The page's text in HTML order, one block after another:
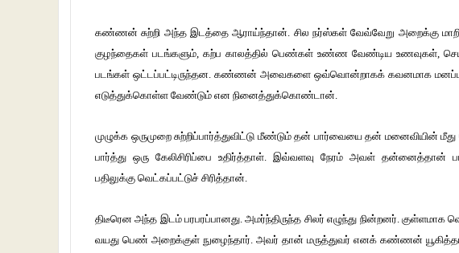
கண்ணன் சுற்றி அந்த இடத்தை ஆராய்ந்தான். சில நர்ஸ்கள் வேவ்வேறு அறைக்கு
குழந்தைகள் படங்களும், கற்ப காலத்தில் பெண்கள் உண்ண வேண்டிய உணவுகள்,
படங்கள் ஒட்டப்பட்டிருந்தன. கண்ணன் அவைகளை ஒவ்வொன்றாகக் கவனமாக
எடுத்துக்கொள்ள வேண்டும் என நினைத்துக்கொண்டான்.
முழுக்க ஒருமுறை சுற்றிப்பார்த்துவிட்டு மீண்டும் தன் பார்வையை தன்
பார்த்து ஒரு கேலிசிரிப்பை உதிர்த்தாள். இவ்வளவு நேரம் அவள் தன்னைத்தான்
பதிலுக்கு வெட்கப்பட்டுச் சிரித்தான்.
திடீரென அந்த இடம் பரபரப்பானது. அமர்ந்திருந்த சிலர் எழுந்து நின்றனர்.
வயது பெண் அறைக்குள் நுழைந்தார். அவர் தான் மருத்துவர் எனக் கண்ணன்